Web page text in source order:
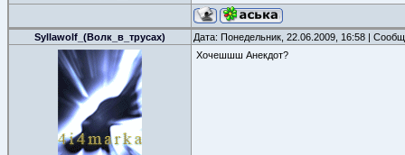
Syllawolf_(Волк_в_трусах) Дата: Понедельник, 22.06.2009, 16:58 |
Хочешшш Анекдот?